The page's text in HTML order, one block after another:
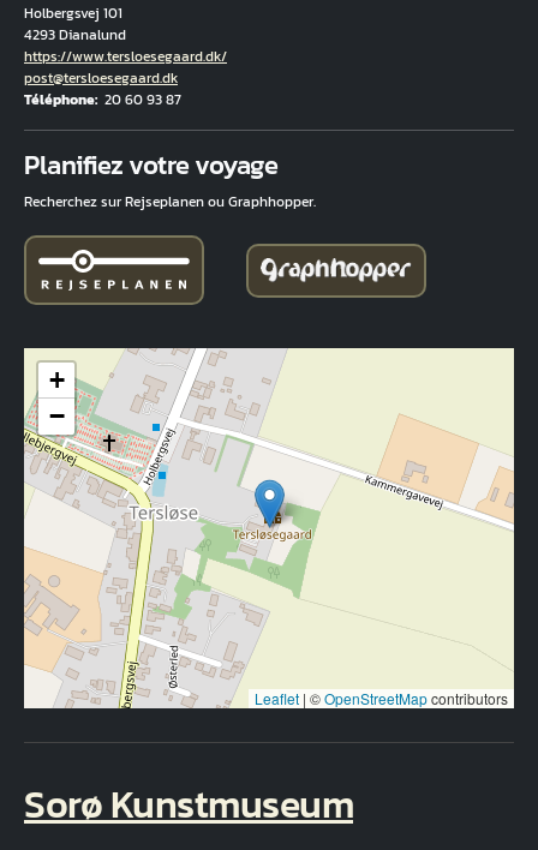
Holbergsvej 101
4293 Dianalund
Hjemmeside
https://www.tersloesegaard.dk/
Courriel
post@tersloesegaard.dk
Téléphone 20 60 93 87
Planifiez votre voyage
Recherchez sur Rejseplanen ou Graphhopper.
+
−
Leaflet | ©OpenStreetMapcontributors
Sorø Kunstmuseum